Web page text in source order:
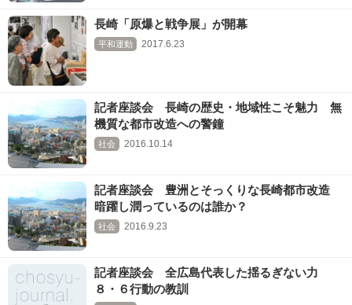
長崎「原爆と戦争展」が開幕
平和運動 2017.6.23
記者座談会 長崎の歴史・地域性こそ魅力 無
機質な都市改造への警鐘
社会 2016.10.14
記者座談会 豊洲とそっくりな長崎都市改造
暗躍し潤っているのは誰か？
社会 2016.9.23
記者座談会 全広島代表した揺るぎない力
８・６行動の教訓